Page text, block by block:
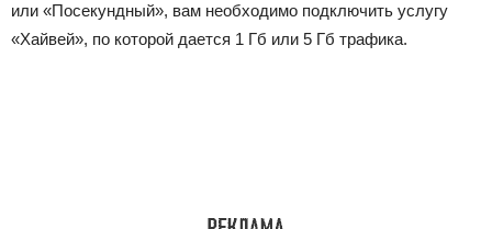
или «Посекундный», вам необходимо подключить услугу
«Хайвей», по которой дается 1 Гб или 5 Гб трафика.